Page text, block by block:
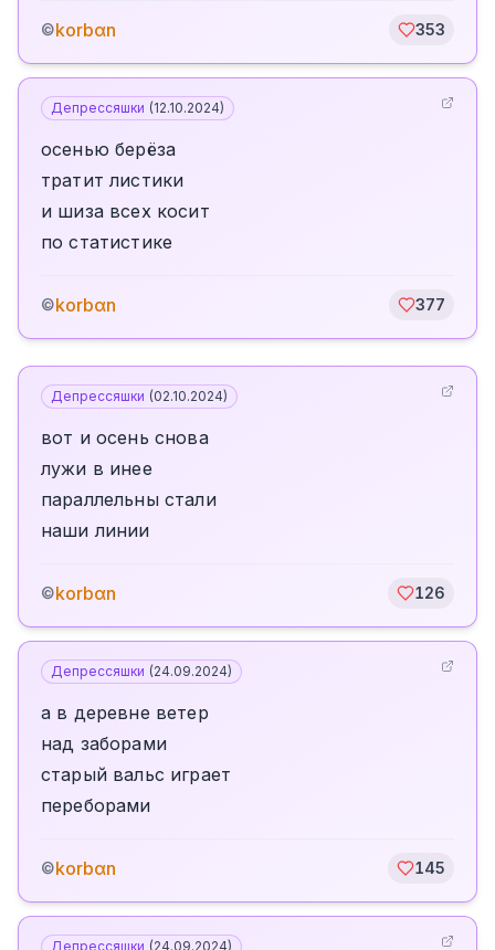
©korbαn 353
Депрессяшки (12.10.2024)
осенью берёза
тратит листики
и шиза всех косит
по статистике
©korbαn 377
Депрессяшки (02.10.2024)
вот и осень снова
лужи в инее
параллельны стали
наши линии
©korbαn 126
Депрессяшки (24.09.2024)
а в деревне ветер
над заборами
старый вальс играет
переборами
©korbαn 145
Депрессяшки (24.09.2024)